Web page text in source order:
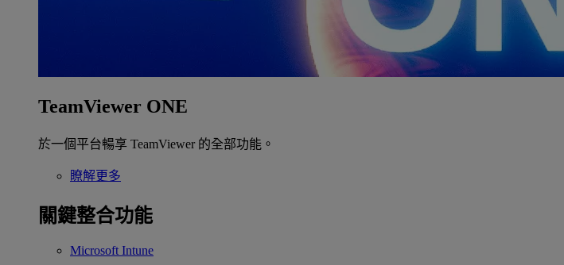
TeamViewer ONE
於一個平台暢享 TeamViewer 的全部功能。
瞭解更多
關鍵整合功能
Microsoft Intune